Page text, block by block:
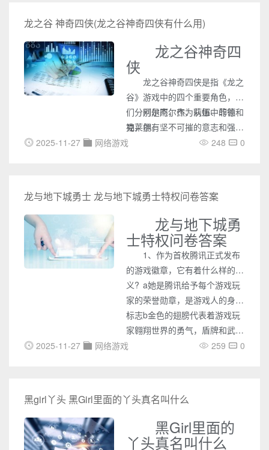
龙之谷 神奇四侠(龙之谷神奇四侠有什么用)
龙之谷神奇四
侠
龙之谷神奇四侠是指《龙之
谷》游戏中的四个重要角色，他
们分别是阿尔杰、莉娜、菲德和
克莱尔。
阿尔杰，作为队伍中的领
袖，拥有坚不可摧的意志和强大
的战斗能力。他擅长使用剑和盾
总能挺身而出，为团队带来希
248 0
2025-11-27 网络游戏
龙与地下城勇士 龙与地下城勇士特权问卷答案
龙与地下城勇
士特权问卷答案
1、作为首枚腾讯正式发布
的游戏徽章，它有着什么样的意
义? a她是腾讯给予每个游戏玩
家的荣誉勋章，是游戏人的身份
标志b金色的翅膀代表着游戏玩
家翱翔世界的勇气，盾牌和武
器，代表游戏玩家战胜困难的决
259 0
2025-11-27 网络游戏
黑girl丫头 黑Girl里面的丫头真名叫什么
黑Girl里面的
丫头真名叫什么